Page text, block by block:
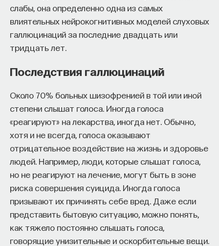
слабы, она определенно одна из самых
влиятельных нейрокогнитивных моделей слуховых
галлюцинаций за последние двадцать или
тридцать лет.
Последствия галлюцинаций
Около 70% больных шизофренией в той или иной
степени слышат голоса. Иногда голоса
«реагируют» на лекарства, иногда нет. Обычно,
хотя и не всегда, голоса оказывают
отрицательное воздействие на жизнь и здоровье
людей. Например, люди, которые слышат голоса,
но не реагируют на лечение, могут быть в зоне
риска совершения суицида. Иногда голоса
призывают их причинять себе вред. Даже если
представить бытовую ситуацию, можно понять,
как тяжело постоянно слышать голоса,
говорящие унизительные и оскорбительные вещи.
«Мы не наказываем студентов за использование
ИИ, потому что сам факт его использования еще
ничего не объясняет. Важно не то, что студент
обратился к ИИ, а то, как именно он это делает.
ресурс или способ сэкономить усилия, студенты
нагрузку — а университет вообще не для этого
создан. Они некритично делегируют агенту
самые разные задачи и переносят в эту
коммуникацию далеко не лучшие привычки.
Но если использовать ИИ как сложного
собеседника, который заставляет уточнять
основания, спорить и продумывать собственную
позицию, тогда студент действительно
продвигается. Решающее значение имеет
не объем общения и не тип задания, а характер
самой коммуникации».